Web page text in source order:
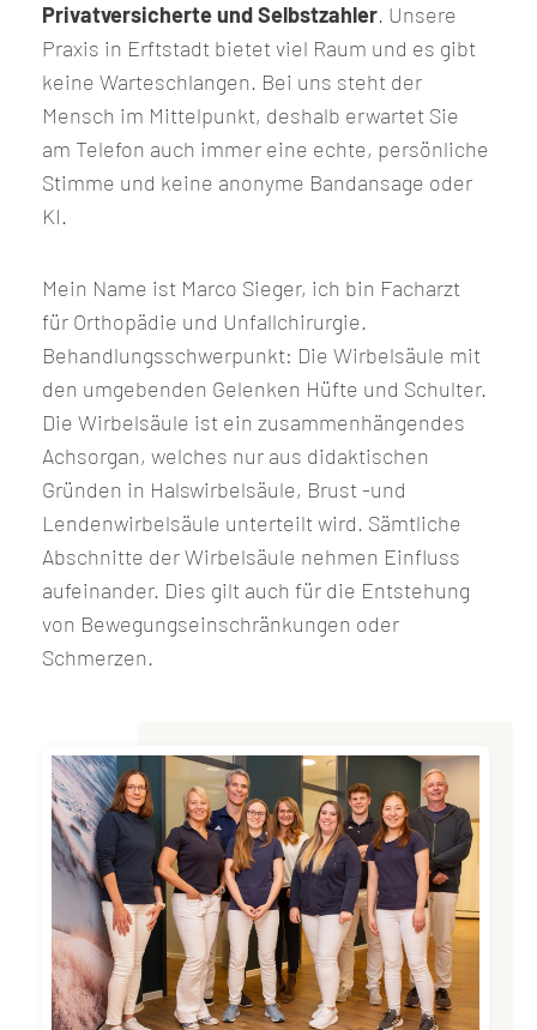
Privatversicherte und Selbstzahler. Unsere
Praxis in Erftstadt bietet viel Raum und es gibt
keine Warteschlangen. Bei uns steht der
Mensch im Mittelpunkt, deshalb erwartet Sie
am Telefon auch immer eine echte, persönliche
Stimme und keine anonyme Bandansage oder
KI.
Mein Name ist Marco Sieger, ich bin Facharzt
für Orthopädie und Unfallchirurgie.
Behandlungsschwerpunkt: Die Wirbelsäule mit
den umgebenden Gelenken Hüfte und Schulter.
Die Wirbelsäule ist ein zusammenhängendes
Achsorgan, welches nur aus didaktischen
Gründen in Halswirbelsäule, Brust -und
Lendenwirbelsäule unterteilt wird. Sämtliche
Abschnitte der Wirbelsäule nehmen Einfluss
aufeinander. Dies gilt auch für die Entstehung
von Bewegungseinschränkungen oder
Schmerzen.